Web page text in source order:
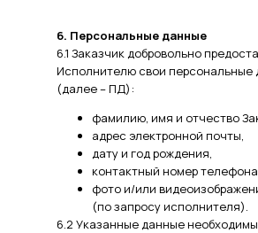
6. Персональные данные
6.1 Заказчик добровольно
Исполнителю свои персональные
(далее – ПД):
фамилию, имя и отчество
адрес электронной почты,
дату и год рождения,
контактный номер
фото и/или
(по запросу исполнителя).
6.2 Указанные данные